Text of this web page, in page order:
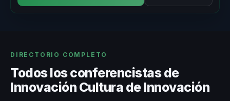
DIRECTORIO COMPLETO
Todos los conferencistas de
Innovación Cultura de Innovación